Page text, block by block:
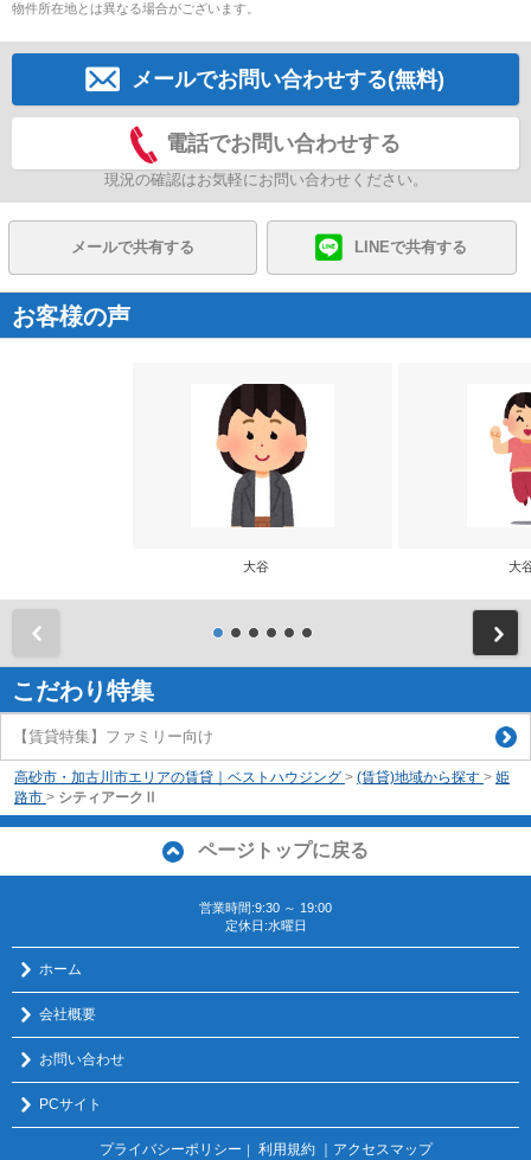
物件所在地とは異なる場合がございます。
メールでお問い合わせする(無料)
電話でお問い合わせする
現況の確認はお気軽にお問い合わせください。
メールで共有する LINEで共有する
お客様の声
大谷 大
こだわり特集
【賃貸特集】ファミリー向け
高砂市・加古川市エリアの賃貸｜ベストハウジング > (賃貸)地域から探す > 姫
路市 > シティアークⅡ
ページトップに戻る
営業時間:9:30 ～ 19:00
定休日:水曜日
ホーム
会社概要
お問い合わせ
PCサイト
プライバシーポリシー 利用規約 ｜アクセスマップ